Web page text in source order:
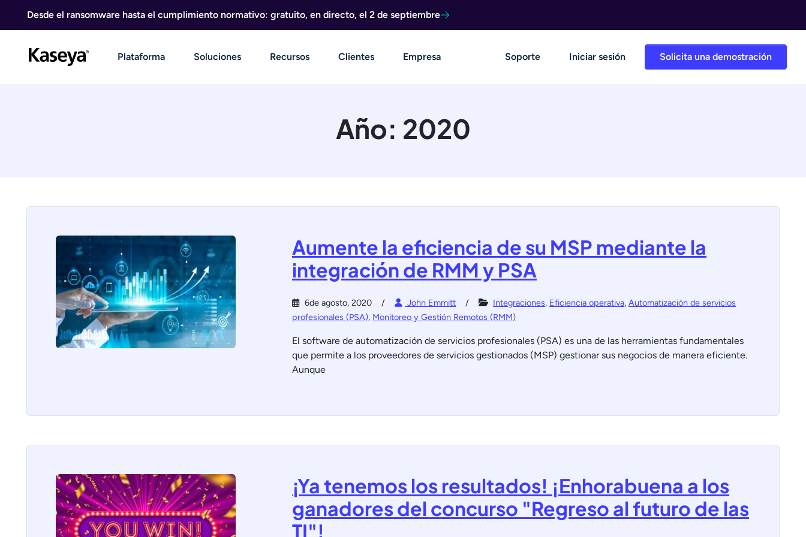
Desde el ransomware hasta el cumplimiento normativo: gratuito, en directo, el 2 de septiembre
Solicita una demostración
Plataforma Soluciones Recursos Clientes Empresa Soporte Iniciar sesión
Año: 2020
Aumente la eficiencia de su MSP mediante la
integración de RMM y PSA
6de agosto, 2020 John Emmitt Integraciones, Eficiencia operativa, Automatización de servicios
profesionales (PSA), Monitoreo y Gestión Remotos (RMM)
El software de automatización de servicios profesionales (PSA) es una de las herramientas fundamentales
que permite a los proveedores de servicios gestionados (MSP) gestionar sus negocios de manera eficiente.
Aunque
¡Ya tenemos los resultados! ¡Enhorabuena a los
ganadores del concurso "Regreso al futuro de las
TI"!